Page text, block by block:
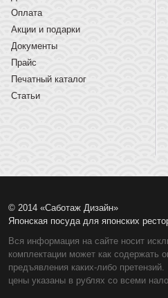
Оплата
Акции и подарки
Документы
Прайс
Печатный каталог
Статьи
© 2014 «Саботаж Дизайн»
Японская посуда для японских
Вся информация на сайте носит
комплектации может как содержать
предъявления каких-либо
цены указаны в рублях со всеми